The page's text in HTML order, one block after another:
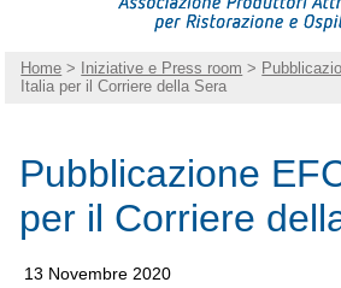
Home > Iniziative e Press room >
Italia per il Corriere della Sera
Pubblicazione
per il Corriere
13 Novembre 2020